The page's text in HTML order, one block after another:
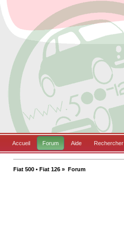
Accueil Forum Aide Rechercher
Fiat 500 • Fiat 126 » Forum